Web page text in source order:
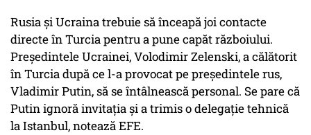
Rusia şi Ucraina trebuie să înceapă joi contacte
directe în Turcia pentru a pune capăt războiului.
Preşedintele Ucrainei, Volodimir Zelenski, a călătorit
în Turcia după ce l-a provocat pe preşedintele rus,
Vladimir Putin, să se întâlnească personal. Se pare că
Putin ignoră invitaţia şi a trimis o delegaţie tehnică
la Istanbul, notează EFE.